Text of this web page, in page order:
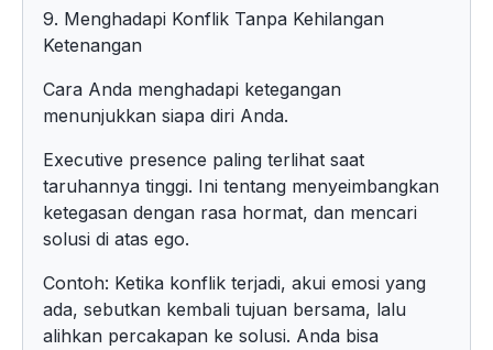
9. Menghadapi Konflik Tanpa Kehilangan
Ketenangan
Cara Anda menghadapi ketegangan
menunjukkan siapa diri Anda.
Executive presence paling terlihat saat
taruhannya tinggi. Ini tentang menyeimbangkan
ketegasan dengan rasa hormat, dan mencari
solusi di atas ego.
Contoh: Ketika konflik terjadi, akui emosi yang
ada, sebutkan kembali tujuan bersama, lalu
alihkan percakapan ke solusi. Anda bisa